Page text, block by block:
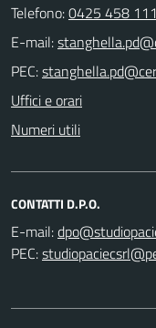
Telefono:0425 458 111
E-mail:
PEC:
Uffici e orari
Numeri utili
CONTATTI D.P.O.
E-mail:
PEC: